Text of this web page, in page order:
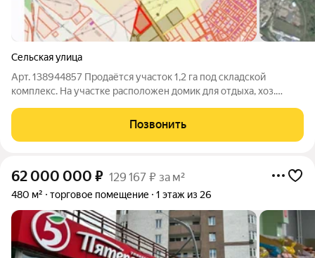
Сельская улица
Арт. 138944857 Продаётся участок 1,2 га под складской
комплекс. На участке расположен домик для отдыха, хоз.
муниципальный округ Пермский, квартал Сельский, улица
Сельская, з/у 2. Граница с
Позвонить
62 000 000 ₽ 129 167 ₽ за м²
480 м² торговое помещение 1 этаж из 26